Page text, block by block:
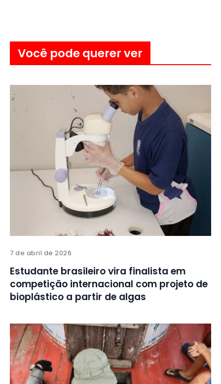
Você pode querer ver
7 de abril de 2026
Estudante brasileiro vira finalista em
competição internacional com projeto de
bioplástico a partir de algas